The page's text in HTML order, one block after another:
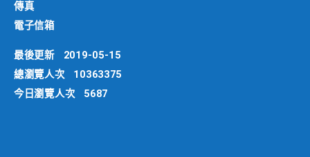
傳真
電子信箱
最後更新
2019-05-15
總瀏覽人次
10363375
今日瀏覽人次
5687